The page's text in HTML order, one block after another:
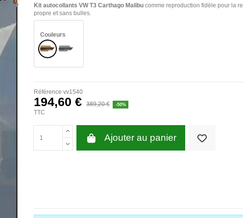
Kit autocollants VW T3 Carthago Malibu comme reproduction fidèle pour la
propre et sans bulles.
Couleurs
MarronGris
Référence vv1540
194,60 € 389,20 € -50%
TTC
Ajouter au panier